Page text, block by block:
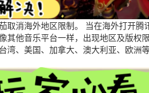
取消海外地区限制。 当在海外打开
其他音乐平台一样，出现地区及版
、美国、加拿大、澳大利亚、欧洲